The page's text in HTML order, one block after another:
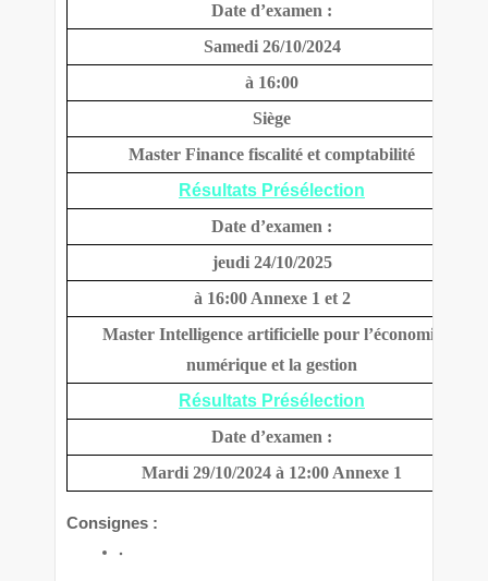
Date d’examen :
Samedi 26/10/2024
à 16:00
Siège
Master Finance fiscalité et comptabilité
Résultats Présélection
Date d’examen :
jeudi 24/10/2025
à 16:00 Annexe 1 et 2
Master Intelligence artificielle pour l’économie
numérique et la gestion
Résultats Présélection
Date d’examen :
Mardi 29/10/2024 à 12:00 Annexe 1
Consignes :